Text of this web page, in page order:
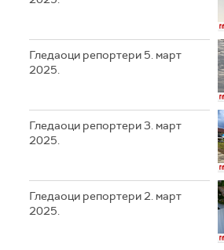
Гледаоци репортери 5. март
2025.
Гледаоци репортери 3. март
2025.
Гледаоци репортери 2. март
2025.